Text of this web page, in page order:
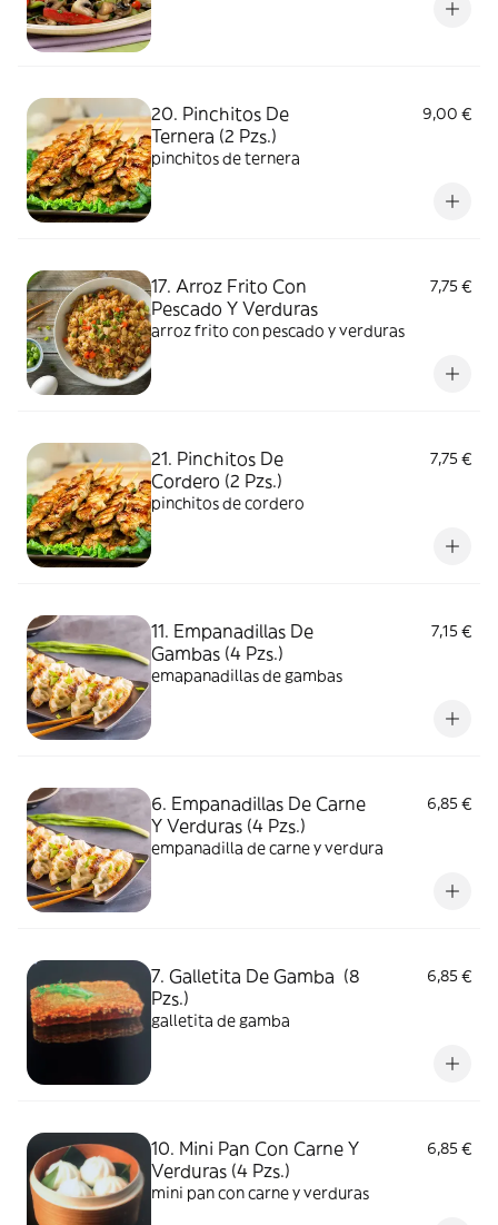
20. Pinchitos De
Ternera (2 Pzs.)
9,00 €
pinchitos de ternera
17. Arroz Frito Con
Pescado Y Verduras
7,75 €
arroz frito con pescado y verduras
21. Pinchitos De
Cordero (2 Pzs.)
7,75 €
pinchitos de cordero
11. Empanadillas De
Gambas (4 Pzs.)
7,15 €
emapanadillas de gambas
6. Empanadillas De Carne
Y Verduras (4 Pzs.)
6,85 €
empanadilla de carne y verdura
7. Galletita De Gamba (8
Pzs.)
6,85 €
galletita de gamba
10. Mini Pan Con Carne Y
Verduras (4 Pzs.)
6,85 €
mini pan con carne y verduras